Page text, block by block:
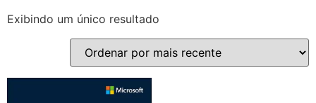
Exibindo um único resultado